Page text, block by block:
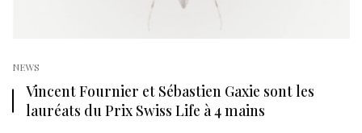
NEWS
Vincent Fournier et Sébastien Gaxie sont les
lauréats du Prix Swiss Life à 4 mains